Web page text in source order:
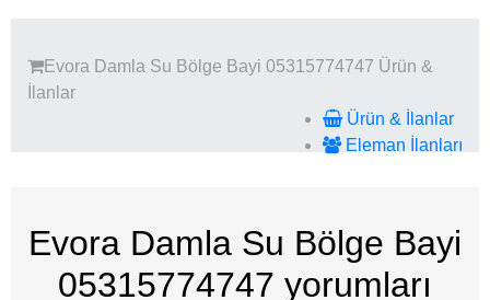
Evora Damla Su Bölge Bayi 05315774747 Ürün &
İlanlar
Ürün & İlanlar
Eleman İlanları
Evora Damla Su Bölge Bayi
05315774747 yorumları